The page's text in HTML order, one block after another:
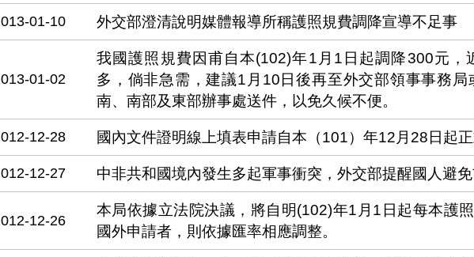
01-10 外交部澄清說明媒體報導所稱護照規費調降宣導不足事
01-02
我國護照規費因甫自本(102)年1月1日起調降300元，
多，倘非急需，建議1月10日後再至外交部領事事務局
南、南部及東部辦事處送件，以免久候不便。
12-28 國內文件證明線上填表申請自本（101）年12月28日起
12-27 中非共和國境內發生多起軍事衝突，外交部提醒國人避
12-26
本局依據立法院決議，將自明(102)年1月1日起每本護
國外申請者，則依據匯率相應調整。